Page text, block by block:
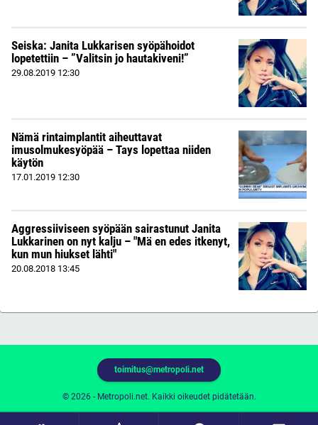
Seiska: Janita Lukkarisen syöpähoidot
lopetettiin – ”Valitsin jo hautakiveni!”
29.08.2019 12:30
Nämä rintaimplantit aiheuttavat
imusolmukesyöpää – Tays lopettaa niiden
käytön
17.01.2019 12:30
Aggressiiviseen syöpään sairastunut Janita
Lukkarinen on nyt kalju – "Mä en edes itkenyt,
kun mun hiukset lähti"
20.08.2018 13:45
© 2026 - Metropoli.net. Kaikki oikeudet pidätetään.
toimitus@metropoli.net